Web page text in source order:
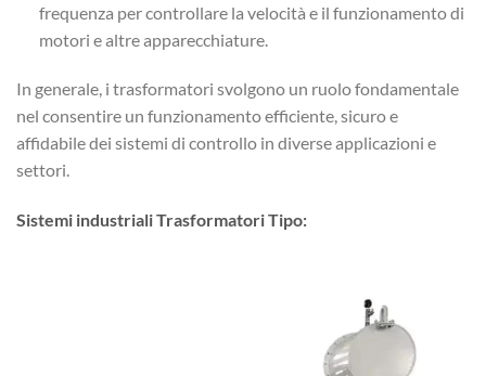
frequenza per controllare la velocità e il funzionamento di
motori e altre apparecchiature.
In generale, i trasformatori svolgono un ruolo fondamentale
nel consentire un funzionamento efficiente, sicuro e
affidabile dei sistemi di controllo in diverse applicazioni e
settori.
Sistemi industriali Trasformatori Tipo: